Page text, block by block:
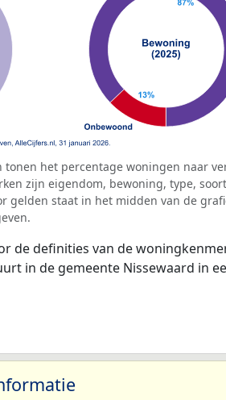
het percentage woningen naar
zijn eigendom, bewoning, type,
gelden staat in het midden van de
de definities van de
in de gemeente Nissewaard in